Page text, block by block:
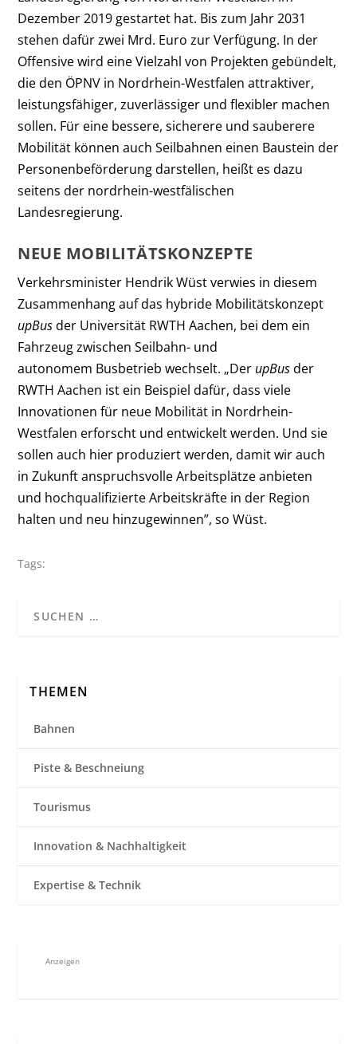
Dezember 2019 gestartet hat. Bis zum Jahr 2031
stehen dafür zwei Mrd. Euro zur Verfügung. In der
Offensive wird eine Vielzahl von Projekten gebündelt,
die den ÖPNV in Nordrhein-Westfalen attraktiver,
leistungsfähiger, zuverlässiger und flexibler machen
sollen. Für eine bessere, sicherere und sauberere
Mobilität können auch Seilbahnen einen Baustein der
Personenbeförderung darstellen, heißt es dazu
seitens der nordrhein-westfälischen
Landesregierung.
NEUE MOBILITÄTSKONZEPTE
Verkehrsminister Hendrik Wüst verwies in diesem
Zusammenhang auf das hybride Mobilitätskonzept
upBusder Universität RWTH Aachen, bei dem ein
Fahrzeug zwischen Seilbahn- und
autonomem Busbetrieb wechselt. „Der upBusder
RWTH Aachen ist ein Beispiel dafür, dass viele
Innovationen für neue Mobilität in Nordrhein-
Westfalen erforscht und entwickelt werden. Und sie
sollen auch hier produziert werden, damit wir auch
in Zukunft anspruchsvolle Arbeitsplätze anbieten
und hochqualifizierte Arbeitskräfte in der Region
halten und neu hinzugewinnen”, so Wüst.
Tags:
THEMEN
Bahnen
Piste & Beschneiung
Tourismus
Innovation & Nachhaltigkeit
Expertise & Technik
Anzeigen